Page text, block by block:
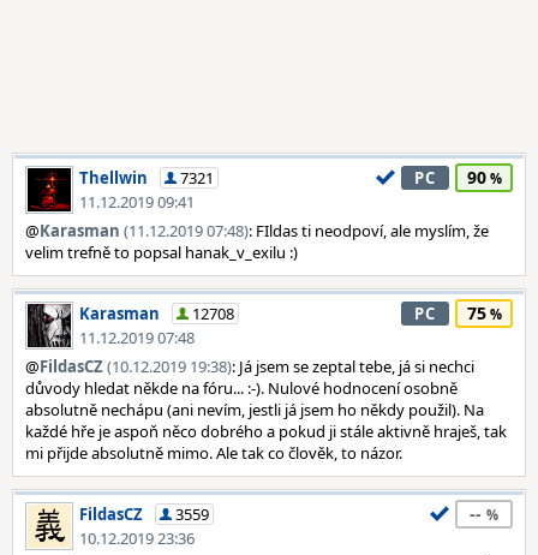
Thellwin
7321
11.12.2019 09:41
PC 90
@Karasman (11.12.2019 07:48): FIldas ti neodpoví, ale myslím, že
velim trefně to popsal hanak_v_exilu :)
Karasman
12708
11.12.2019 07:48
PC 75
@FildasCZ(10.12.2019 19:38): Já jsem se zeptal tebe, já si nechci
důvody hledat někde na fóru... :-). Nulové hodnocení osobně
absolutně nechápu (ani nevím, jestli já jsem ho někdy použil). Na
každé hře je aspoň něco dobrého a pokud ji stále aktivně hraješ, tak
mi přijde absolutně mimo. Ale tak co člověk, to názor.
FildasCZ
3559
10.12.2019 23:36
--